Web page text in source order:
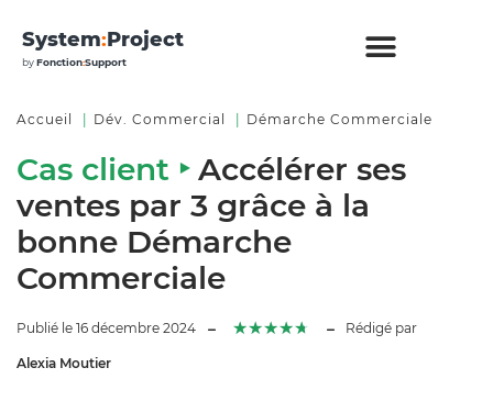
System:Project
byFonction:Support
Accueil Dév. Commercial Démarche Commerciale
Cas client ‣ Accélérer ses
ventes par 3 grâce à la
bonne Démarche
Commerciale
Publié le 16 décembre 2024 ★★★★★ Rédigé par
Alexia Moutier